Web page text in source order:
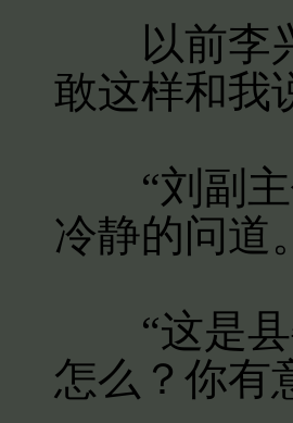
以前李兴
敢这样和我
“刘副主
冷静的问道。
“这是县
怎么？你有